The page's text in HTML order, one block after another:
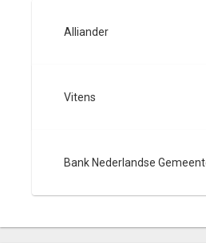
Alliander
Vitens
Bank Nederlandse